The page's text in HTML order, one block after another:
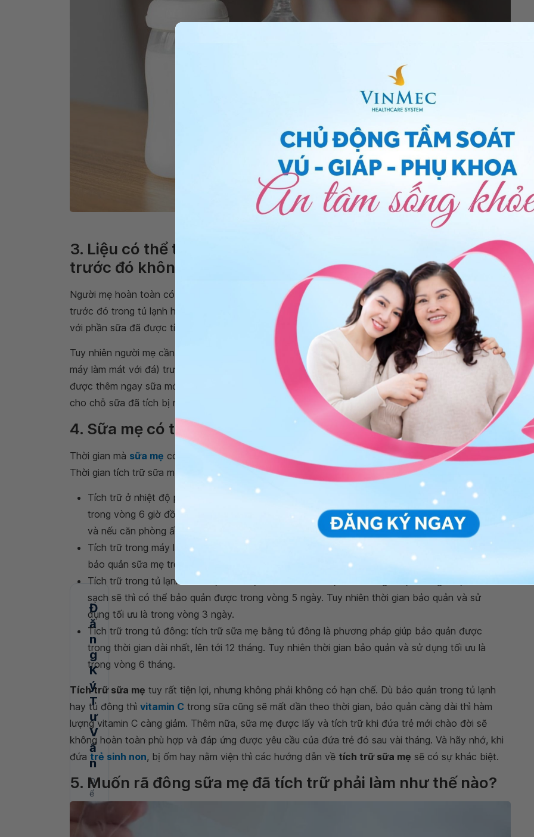
3. Liệu có thể thêm sữa mới lấy vào phần sữa đã tích trữ
trước đó không?
Người mẹ hoàn toàn có thể cho thêm phần sữa mới lấy vào trữ cùng với phần sữa đã được trữ
trước đó trong tủ lạnh hoặc tủ đông (nhưng phần sữa mới lấy phải được lấy trong cùng một ngày
với phần sữa đã được tích trữ trước).
Tuy nhiên người mẹ cần lưu ý, phải làm mát hoàn toàn phần sữa mới lấy (bằng tủ lạnh hoặc bằng
máy làm mát với đá) trước khi cho vào cùng phần sữa đã được tích trữ đông lạnh. Lí do không
được thêm ngay sữa mới lấy vào phần sữa đông lạnh tích trữ là bởi nhiệt độ từ sữa mới lấy sẽ làm
cho chỗ sữa đã tích bị rã đông một phần.
4. Sữa mẹ có thể được tích trữ trong thời gian bao lâu?
Thời gian mà sữa mẹ có thể tích trữ được phụ thuộc vào cách tích trữ sữa mẹ được áp dụng.
Thời gian tích trữ sữa mẹ đối với một số phương pháp thông dụng có thể tham khảo như sau:
Đ
ă
n
g
K
ý
T
ư
V
ấ
n
Đ
ể
l
i
Tích trữ ở nhiệt độ phòng: sữa mẹ mới lấy có thể để được trong điều kiện nhiệt độ phòng
trong vòng 6 giờ đồng hồ. Tuy nhiên thời gian tích trữ và sử dụng tối ưu là trong vòng 4 giờ,
và nếu căn phòng ấm áp thì giới hạn để sử dụng sữa cũng chỉ là 4 giờ.
Tích trữ trong máy làm mát cách nhiệt: sử dụng máy làm mát cách nhiệt với đá có thể giúp
bảo quản sữa mẹ trong vòng một ngày.
Tích trữ trong tủ lạnh: sữa mẹ nếu được cất trữ ở khu vực sâu trong tủ lạnh và giữ vệ sinh
sạch sẽ thì có thể bảo quản được trong vòng 5 ngày. Tuy nhiên thời gian bảo quản và sử
dụng tối ưu là trong vòng 3 ngày.
Tích trữ trong tủ đông: tích trữ sữa mẹ bằng tủ đông là phương pháp giúp bảo quản được
trong thời gian dài nhất, lên tới 12 tháng. Tuy nhiên thời gian bảo quản và sử dụng tối ưu là
trong vòng 6 tháng.
Tích trữ sữa mẹ tuy rất tiện lợi, nhưng không phải không có hạn chế. Dù bảo quản trong tủ lạnh
hay tủ đông thì vitamin C trong sữa cũng sẽ mất dần theo thời gian, bảo quản càng dài thì hàm
lượng vitamin C càng giảm. Thêm nữa, sữa mẹ được lấy và tích trữ khi đứa trẻ mới chào đời sẽ
không hoàn toàn phù hợp và đáp ứng được yêu cầu của đứa trẻ đó sau vài tháng. Và hãy nhớ, khi
đứa trẻ sinh non, bị ốm hay nằm viện thì các hướng dẫn về tích trữ sữa mẹ sẽ có sự khác biệt.
5. Muốn rã đông sữa mẹ đã tích trữ phải làm như thế nào?